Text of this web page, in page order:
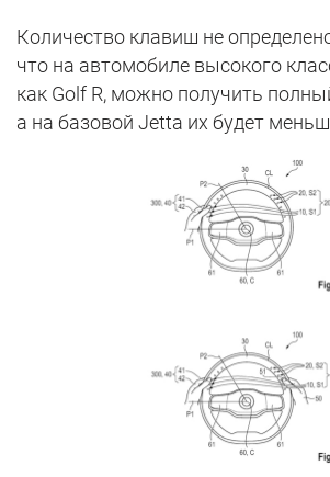
Количество клавиш не
что на автомобиле высокого
как Golf R, можно получить
а на базовой Jetta их будет